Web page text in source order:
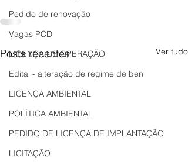
Pedido de renovação
Vagas PCD
LICENÇA DE OPERAÇÃO
Edital - alteração de regime de ben
LICENÇA AMBIENTAL
POLÍTICA AMBIENTAL
PEDIDO DE LICENÇA DE IMPLANTAÇÃO
LICITAÇÃO
Posts recentes Ver tudo